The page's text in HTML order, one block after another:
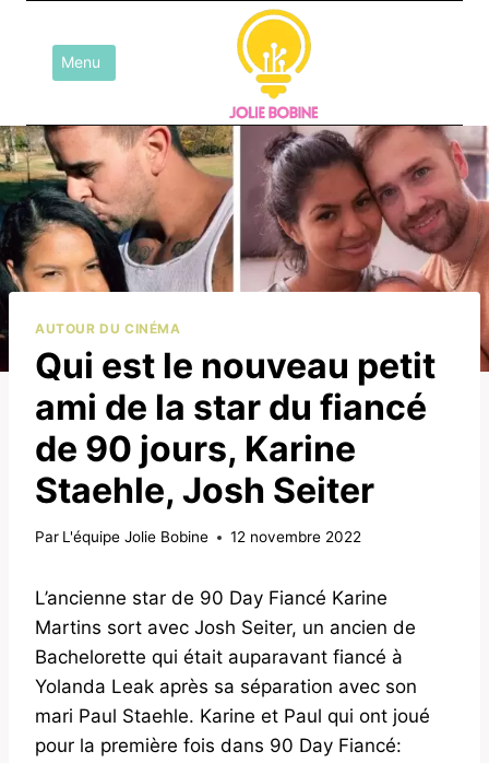
contenuMenu
AUTOUR DU CINÉMA
Qui est le nouveau petit
ami de la star du fiancé
de 90 jours, Karine
Staehle, Josh Seiter
Par L'équipe Jolie Bobine 12 novembre 2022
L’ancienne star de 90 Day Fiancé Karine
Martins sort avec Josh Seiter, un ancien de
Bachelorette qui était auparavant fiancé à
Yolanda Leak après sa séparation avec son
mari Paul Staehle. Karine et Paul qui ont joué
pour la première fois dans 90 Day Fiancé: